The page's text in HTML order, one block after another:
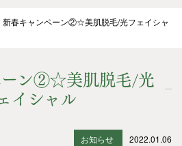
新春キャンペーン②☆美肌脱毛/光フェイシャ
ーン②☆美肌脱毛/光
イシャル
お知らせ 2022.01.06